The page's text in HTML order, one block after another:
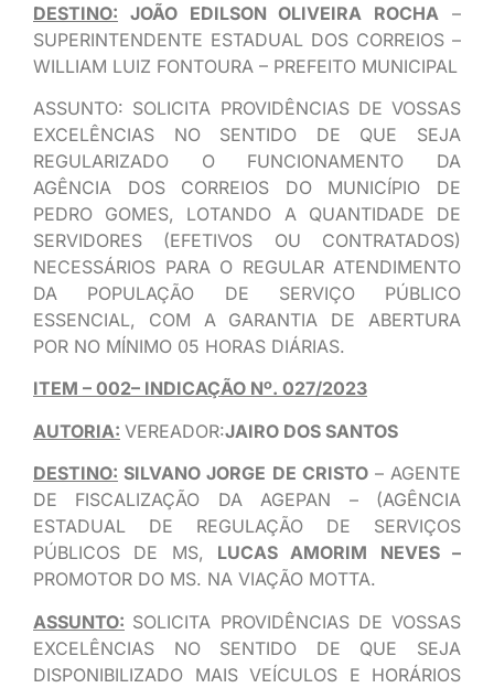
DESTINO: JOÃO EDILSON OLIVEIRA ROCHA –
SUPERINTENDENTE ESTADUAL DOS CORREIOS –
WILLIAM LUIZ FONTOURA – PREFEITO MUNICIPAL
ASSUNTO: SOLICITA PROVIDÊNCIAS DE VOSSAS
EXCELÊNCIAS NO SENTIDO DE QUE SEJA
REGULARIZADO O FUNCIONAMENTO DA
AGÊNCIA DOS CORREIOS DO MUNICÍPIO DE
PEDRO GOMES, LOTANDO A QUANTIDADE DE
SERVIDORES (EFETIVOS OU CONTRATADOS)
NECESSÁRIOS PARA O REGULAR ATENDIMENTO
DA POPULAÇÃO DE SERVIÇO PÚBLICO
ESSENCIAL, COM A GARANTIA DE ABERTURA
POR NO MÍNIMO 05 HORAS DIÁRIAS.
ITEM – 002– INDICAÇÃO Nº. 027/2023
AUTORIA: VEREADOR:JAIRO DOS SANTOS
DESTINO: SILVANO JORGE DE CRISTO– AGENTE
DE FISCALIZAÇÃO DA AGEPAN – (AGÊNCIA
ESTADUAL DE REGULAÇÃO DE SERVIÇOS
PÚBLICOS DE MS, LUCAS AMORIM NEVES –
PROMOTOR DO MS. NA VIAÇÃO MOTTA.
ASSUNTO: SOLICITA PROVIDÊNCIAS DE VOSSAS
EXCELÊNCIAS NO SENTIDO DE QUE SEJA
DISPONIBILIZADO MAIS VEÍCULOS E HORÁRIOS